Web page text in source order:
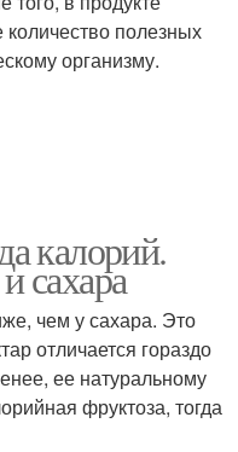
полезных
организму.
калорий.
сахара
чем у сахара. Это
отличается гораздо
ее натуральному
фруктоза, тогда